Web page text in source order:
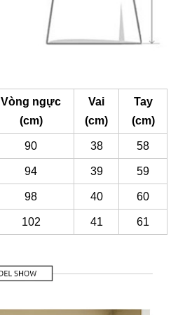
Vòng ngực
(cm)
Vai
(cm)
Tay
(cm)
90 38 58
94 39 59
98 40 60
102 41 61